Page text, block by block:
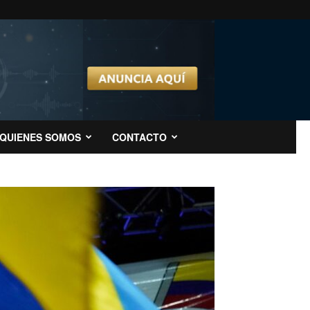
QUIENES SOMOS CONTACTO